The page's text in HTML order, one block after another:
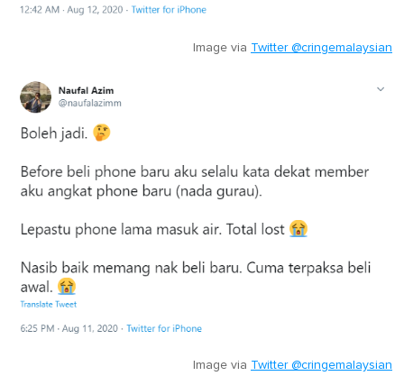
Image via Twitter @cringemalaysian
Image via Twitter @cringemalaysian